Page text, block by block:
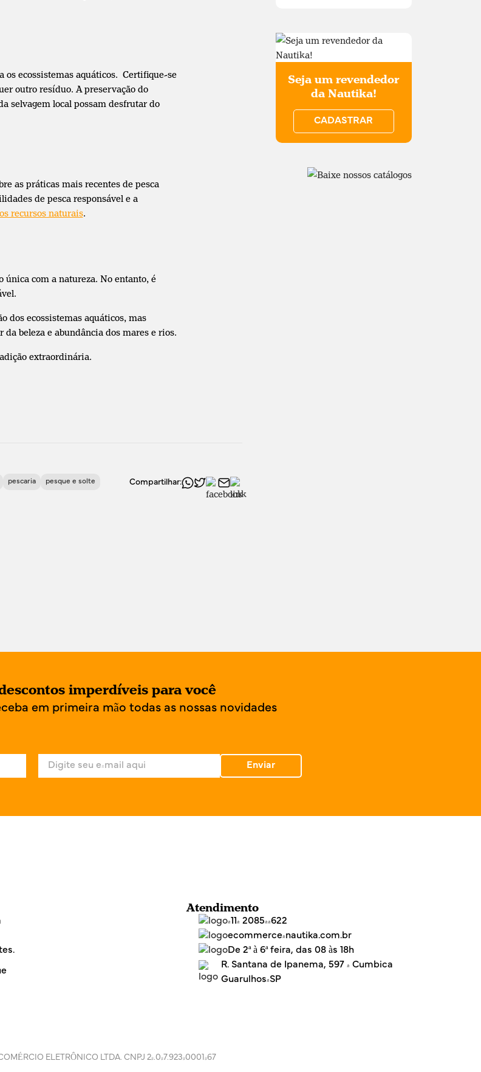
os ecossistemas aquáticos. Certifique-se
outro resíduo. A preservação do
selvagem local possam desfrutar do
as práticas mais recentes de pesca
de pesca responsável e a
recursos naturais.
com a natureza. No entanto, é
dos ecossistemas aquáticos, mas
beleza e abundância dos mares e rios.
extraordinária.
pescaria pesque e solte Compartilhar:
Seja um revendedor
da Nautika!
CADASTRAR
imperdíveis para você
em primeira mão todas as nossas novidades
l
Enviar
Atendimento
(11) 2085-4622
ecommerce@nautika.com.br
De 2ª à 6ª feira, das 08 às 18h
R. Santana de Ipanema, 597 - Cumbica
Guarulhos/SP
ELETRÔNICO LTDA. CNPJ 24.047.923/0001-67